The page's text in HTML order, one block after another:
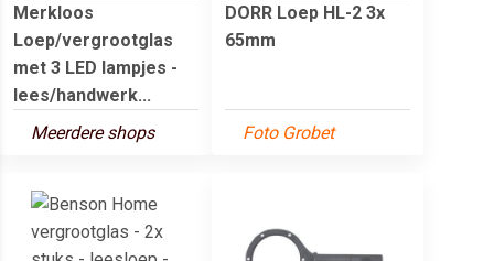
Merkloos
Loep/vergrootglas
met 3 LED lampjes -
lees/handwerk...
Meerdere shops
DORR Loep HL-2 3x
65mm
Foto Grobet